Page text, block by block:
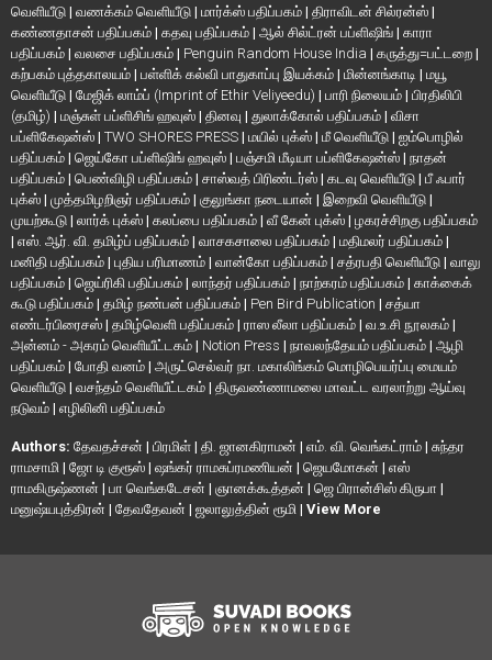
வெளியீடு | வணக்கம் வெளியீடு | மார்க்ஸ் பதிப்பகம் | திராவிடன் சில்ரன்ஸ் |
கண்ணதாசன் பதிப்பகம் | கதவு பதிப்பகம் | ஆல் சில்ட்ரன் பப்ளிஷிங் | காரா
பதிப்பகம் | வலசை பதிப்பகம் | Penguin Random House India | கருத்து=பட்டறை |
கற்பகம் புத்தகாலயம் | பள்ளிக் கல்வி பாதுகாப்பு இயக்கம் | மின்னங்காடி | மயூ
வெளியீடு | மேஜிக் லாம்ப் (Imprint of Ethir Veliyeedu) | பாரி நிலையம் | பிரதிலிபி
(தமிழ்) | மஞ்சுள் பப்ளிசிங் ஹவுஸ் | தினவு | துலாக்கோல் பதிப்பகம் | விசா
பப்ளிகேஷன்ஸ் | TWO SHORES PRESS | மயில் புக்ஸ் | மீ வெளியீடு | ஐம்பொழில்
பதிப்பகம் | ஜெய்கோ பப்ளிஷிங் ஹவுஸ் | பஞ்சமி மீடியா பப்ளிகேஷன்ஸ் | நாதன்
பதிப்பகம் | பெண்விழி பதிப்பகம் | சாஸ்வத் பிரிண்டர்ஸ் | கடவு வெளியீடு | பீ ஃபார்
புக்ஸ் | முத்தமிழறிஞர் பதிப்பகம் | குலுங்கா நடையான் | இறைவி வெளியீடு |
முயற்கூடு | லார்க் புக்ஸ் | கலப்பை பதிப்பகம் | வீ கேன் புக்ஸ் | ழகரச்சிறகு பதிப்பகம்
| எஸ். ஆர். வி. தமிழ்ப் பதிப்பகம் | வாசகசாலை பதிப்பகம் | மதிமலர் பதிப்பகம் |
மனிதி பதிப்பகம் | புதிய பரிமாணம் | வான்கோ பதிப்பகம் | சத்ரபதி வெளியீடு | வாலு
பதிப்பகம் | ஜெய்ரிகி பதிப்பகம் | லாந்தர் பதிப்பகம் | நாற்கரம் பதிப்பகம் | காக்கைக்
கூடு பதிப்பகம் | தமிழ் நண்பன் பதிப்பகம் | Pen Bird Publication | சத்யா
எண்டர்பிரைசஸ் | தமிழ்வெளி பதிப்பகம் | ராஸ லீலா பதிப்பகம் | வ.உ.சி நூலகம் |
அன்னம் - அகரம் வெளியீட்டகம் | Notion Press | நாவலந்தேயம் பதிப்பகம் | ஆழி
பதிப்பகம் | போதி வனம் | அருட்செல்வர் நா. மகாலிங்கம் மொழிபெயர்ப்பு மையம்
வெளியீடு | வசந்தம் வெளியீட்டகம் | திருவண்ணாமலை மாவட்ட வரலாற்று ஆய்வு
நடுவம் | எழிலினி பதிப்பகம்
Authors: தேவதச்சன் | பிரமிள் | தி. ஜானகிராமன் | எம். வி. வெங்கட்ராம் | சுந்தர
ராமசாமி | ஜோ டி குரூஸ் | ஷங்கர் ராமசுப்ரமணியன் | ஜெயமோகன் | எஸ்
ராமகிருஷ்ணன் | பா வெங்கடேசன் | ஞானக்கூத்தன் | ஜெ பிரான்சிஸ் கிருபா |
மனுஷ்யபுத்திரன் | தேவதேவன் | ஜலாலுத்தின் ரூமி | View More